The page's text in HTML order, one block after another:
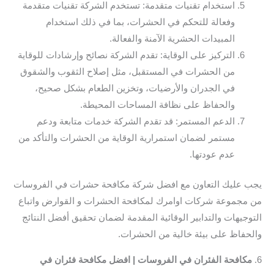
استخدام تقنيات متقدمة: تستخدم الشركة تقنيات متقدمة
وفعالة للتحكم في الحشرات، بما في ذلك استخدام
المبيدات الحشرية الآمنة والفعالة.
التركيز على الوقاية: تقدم الشركة نصائح وإرشادات للوقاية
من الحشرات في المستقبل، مثل إصلاح الثقوب والشقوق
في الجدران والأرضيات، وتخزين الطعام بشكل صحيح،
والحفاظ على نظافة المساحات المحيطة.
الدعم المستمر: قد تقدم الشركة خدمات متابعة ودعم
مستمر لضمان استمرارية الوقاية من الحشرات والتأكد من
عدم عودتها.
يجب عليك التعاون مع افضل شركة مكافحة حشرات في الفروسات
من مجموعة شركات اوامرك لمكافحة الحشرات و القوارض واتباع
التوجيهات والتدابير الوقائية المقدمة لضمان تحقيق أفضل النتائج
والحفاظ على بيئة خالية من الحشرات.
6. مكافحة الفئران في الفروسات | افضل مكافحة فئران في